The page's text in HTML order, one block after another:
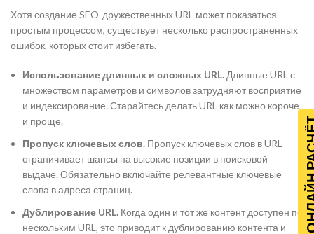
Хотя создание SEO-дружественных URL может показаться
простым процессом, существует несколько распространенных
ошибок, которых стоит избегать.
Использование длинных и сложных URL. Длинные URL с
множеством параметров и символов затрудняют восприятие
и индексирование. Старайтесь делать URL как можно короче
и проще.
Пропуск ключевых слов. Пропуск ключевых слов в URL
ограничивает шансы на высокие позиции в поисковой
выдаче. Обязательно включайте релевантные ключевые
слова в адреса страниц.
Дублирование URL. Когда один и тот же контент доступен по
нескольким URL, это приводит к дублированию контента и